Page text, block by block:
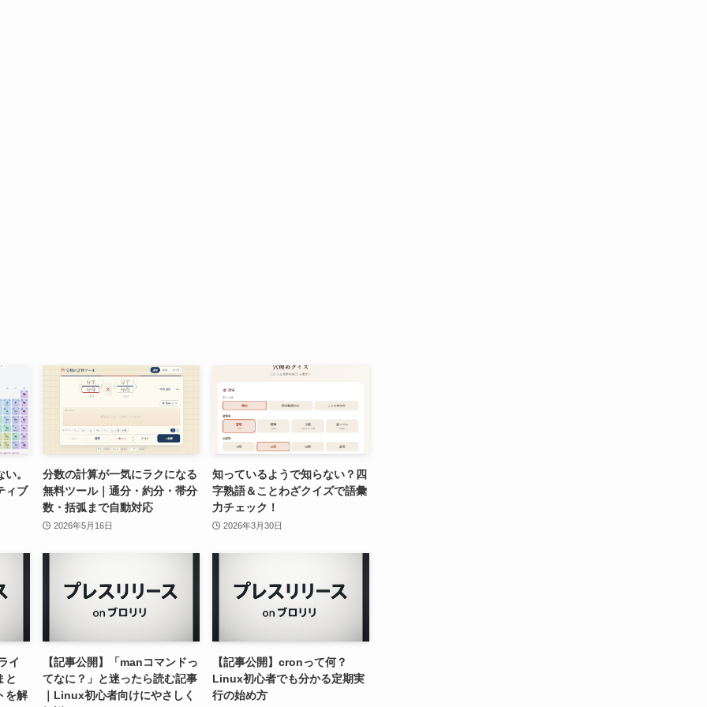
。
ィブ
分数の計算が一気にラクになる
無料ツール｜通分・約分・帯分
数・括弧まで自動対応
2026年5月16日
知っているようで知らない？四
字熟語＆ことわざクイズで語彙
力チェック！
2026年3月30日
イ
と
を解
【記事公開】「manコマンドっ
てなに？」と迷ったら読む記事
｜Linux初心者向けにやさしく
【記事公開】cronって何？
Linux初心者でも分かる定期実
行の始め方